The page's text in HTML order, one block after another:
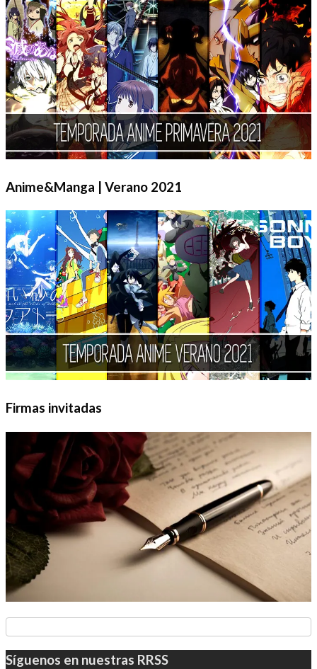
Anime&Manga | Verano 2021
Firmas invitadas
Síguenos en nuestras RRSS